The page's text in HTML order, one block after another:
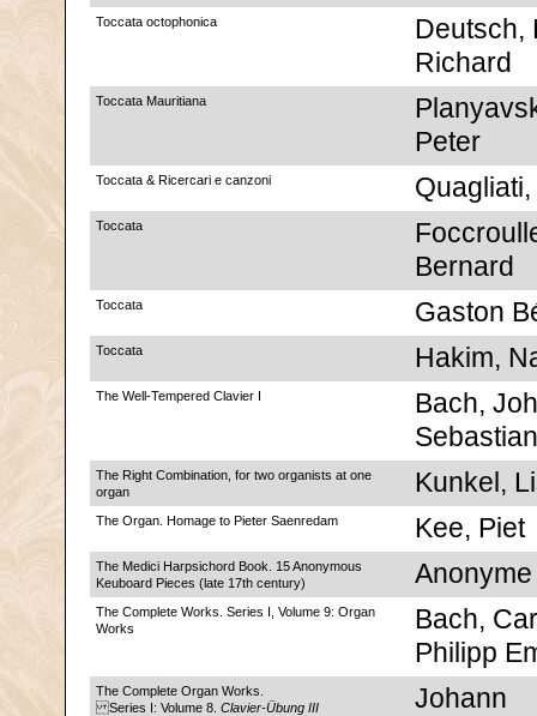
Toccata octophonica
Deutsch,
Richard
Toccata Mauritiana
Peter
Toccata & Ricercari e canzoni
Toccata
Bernard
Toccata Gaston
Toccata Hakim,
The Well-Tempered Clavier I
Bach,
Sebastian
The Right Combination, for two organists at one
organ
Kunkel,
The Organ. Homage to Pieter Saenredam Kee, Piet
The Medici Harpsichord Book. 15 Anonymous
Keuboard Pieces (late 17th century)
Anonyme
The Complete Works. Series I, Volume 9: Organ
Works
Bach,
Philipp
The Complete Organ Works.
Series I: Volume 8. Clavier-Übung III
Johann